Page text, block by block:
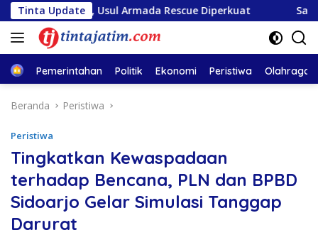
Langsung
ke
konten
Tinta Update
II, Usul Armada Rescue Diperkuat Sambut HUT RI
HomePemerintahan Politik Ekonomi Peristiwa Olahraga
Beranda Peristiwa
Peristiwa
Tingkatkan Kewaspadaan
terhadap Bencana, PLN dan BPBD
Sidoarjo Gelar Simulasi Tanggap
Darurat